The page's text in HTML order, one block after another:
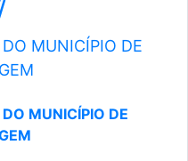
MUNICÍPIO DE
MUNICÍPIO DE